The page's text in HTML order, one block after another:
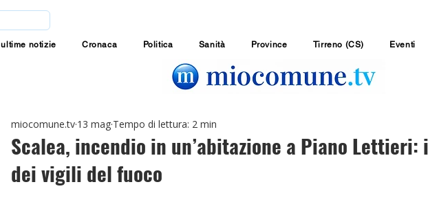
ultime notizie Cronaca Politica Sanità Province Tirreno (CS) Eventi
Scalea, incendio in un’abitazione a Piano
dei vigili del fuoco
miocomune.tv 13 mag Tempo di lettura: 2 min